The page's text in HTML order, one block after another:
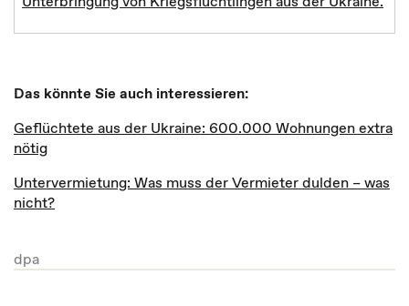
Das könnte Sie auch interessieren:
Geflüchtete aus der Ukraine: 600.000 Wohnungen extra
nötig
Untervermietung: Was muss der Vermieter dulden – was
nicht?
dpa